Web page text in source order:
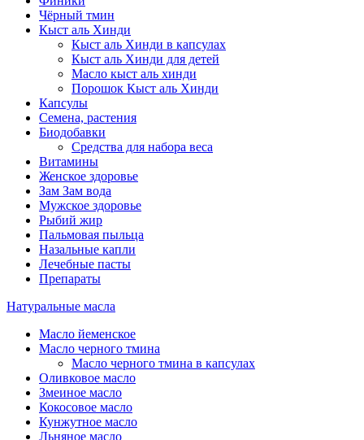
Чёрный тмин
Кыст аль Хинди
Кыст аль Хинди в капсулах
Кыст аль Хинди для детей
Масло кыст аль хинди
Порошок Кыст аль Хинди
Капсулы
Семена, растения
Биодобавки
Средства для набора веса
Витамины
Женское здоровье
Зам Зам вода
Мужское здоровье
Рыбий жир
Пальмовая пыльца
Назальные капли
Лечебные пасты
Препараты
Натуральные масла
Масло йеменское
Масло черного тмина
Масло черного тмина в капсулах
Оливковое масло
Змеиное масло
Кокосовое масло
Кунжутное масло
Льняное масло